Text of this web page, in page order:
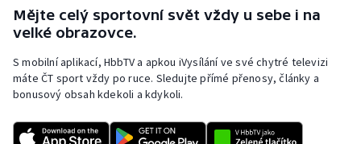
Mějte celý sportovní svět vždy u sebe i na
velké obrazovce.
S mobilní aplikací, HbbTV a apkou iVysílání ve své chytré televizi
máte ČT sport vždy po ruce. Sledujte přímé přenosy, články a
bonusový obsah kdekoli a kdykoli.